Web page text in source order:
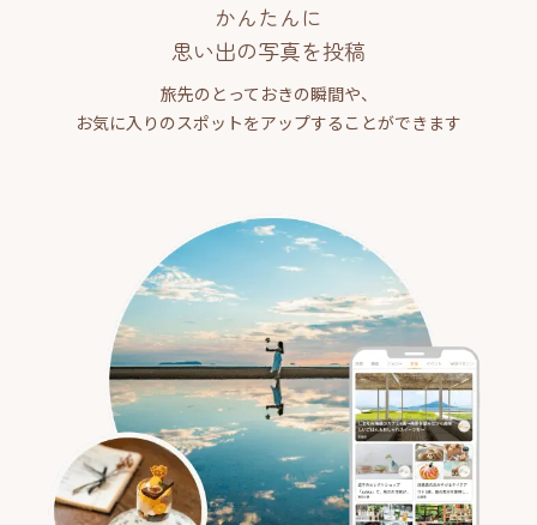
かんたんに
思い出の写真を投稿
旅先のとっておきの瞬間や、
お気に入りのスポットをアップすることができます